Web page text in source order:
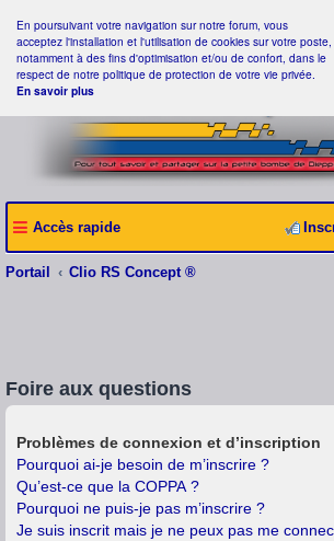
En poursuivant votre navigation sur notre forum, vous
acceptez l'installation et l'utilisation de cookies sur votre poste,
notamment à des fins d'optimisation et/ou de confort, dans le
respect de notre politique de protection de votre vie privée.
En savoir plus
Accès rapide
Portail Clio RS Concept ®
Foire aux questions
Problèmes de connexion et d’inscription
Pourquoi ai-je besoin de m’inscrire ?
Qu’est-ce que la COPPA ?
Pourquoi ne puis-je pas m’inscrire ?
Je suis inscrit mais je ne peux pas me